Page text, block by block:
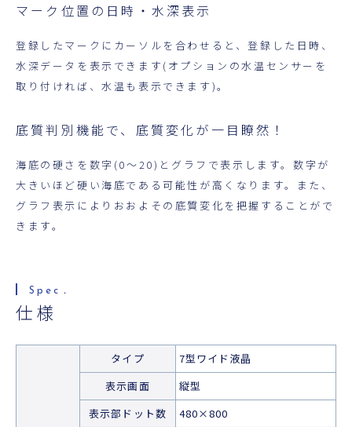
マーク位置の日時・水深表示
登録したマークにカーソルを合わせると、登録した日時、
水深データを表示できます(オプションの水温センサーを
取り付ければ、水温も表示できます)。
底質判別機能で、底質変化が一目瞭然！
海底の硬さを数字(0～20)とグラフで表示します。数字が
大きいほど硬い海底である可能性が高くなります。また、
グラフ表示によりおおよその底質変化を把握することがで
きます。
仕様
タイプ
7型ワイド液晶
表示画面
縦型
表示部ドット数
480×800